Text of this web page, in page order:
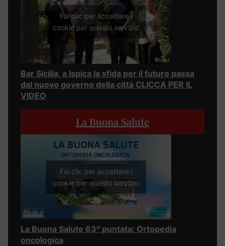
Fai clic per accettare i
cookie per questo servizio
Bar Sicilia, a Ispica la sfida per il futuro passa
dal nuovo governo della città CLICCA PER IL
VIDEO
La Buona Salute
Fai clic per accettare i
cookie per questo servizio
La Buona Salute 63° puntata: Ortopedia
oncologica